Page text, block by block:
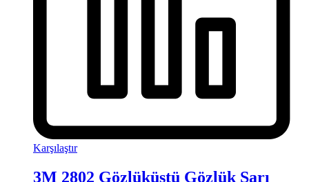
Karşılaştır
3M 2802 Gözlüküstü Gözlük Sarı